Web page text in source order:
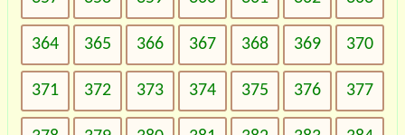
364 365 366 367 368 369 370
371 372 373 374 375 376 377